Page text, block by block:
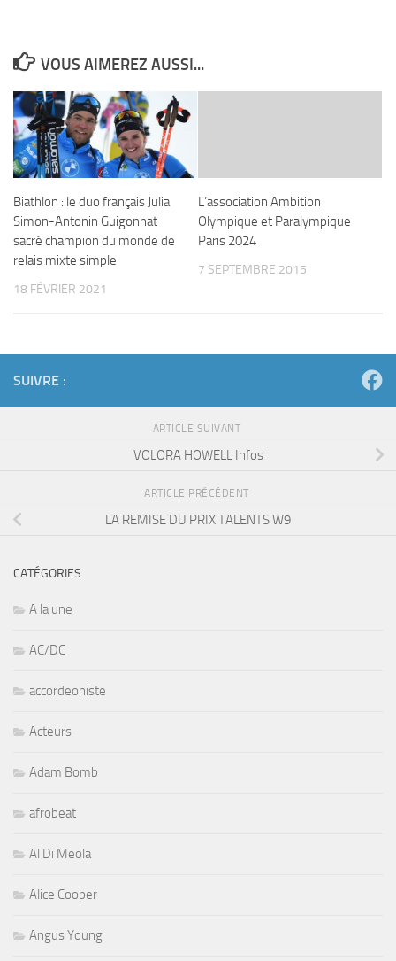
VOUS AIMEREZ AUSSI...
Biathlon : le duo français Julia
Simon-Antonin Guigonnat
sacré champion du monde de
relais mixte simple
18 FÉVRIER 2021
L’association Ambition
Olympique et Paralympique
Paris 2024
7 SEPTEMBRE 2015
SUIVRE :
ARTICLE SUIVANT
VOLORA HOWELL Infos
ARTICLE PRÉCÉDENT
LA REMISE DU PRIX TALENTS W9
CATÉGORIES
A la une
AC/DC
accordeoniste
Acteurs
Adam Bomb
afrobeat
Al Di Meola
Alice Cooper
Angus Young